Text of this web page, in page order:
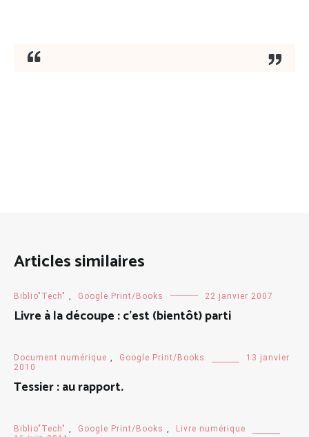
Articles similaires
Biblio"Tech" Google Print/Books 22 janvier 2007
Livre à la découpe : c’est (bientôt) parti
Document numérique Google Print/Books
13 janvier
2010
Tessier : au rapport.
Biblio"Tech" Google Print/Books
Livre numérique